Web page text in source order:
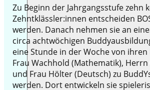
Zu Beginn der Jahrgangsstufe zehn
Zehntklässler:innen entscheiden
werden. Danach nehmen sie an
circa achtwöchigen
eine Stunde in der Woche von ihren
Frau Wachhold (Mathematik), Herrn
und Frau Hölter (Deutsch) zu
werden. Dort entwickeln sie